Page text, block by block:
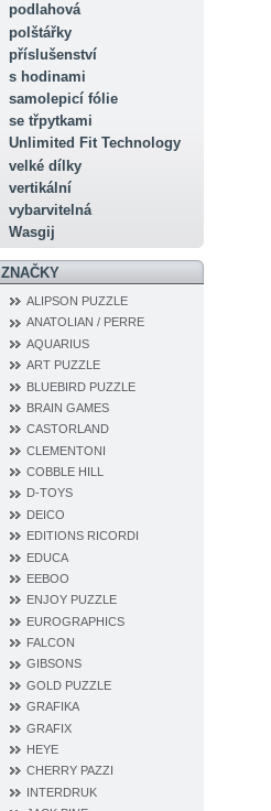
podlahová
polštářky
příslušenství
s hodinami
samolepicí fólie
se třpytkami
Unlimited Fit Technology
velké dílky
vertikální
vybarvitelná
Wasgij
ZNAČKY
ALIPSON PUZZLE
ANATOLIAN / PERRE
AQUARIUS
ART PUZZLE
BLUEBIRD PUZZLE
BRAIN GAMES
CASTORLAND
CLEMENTONI
COBBLE HILL
D‐TOYS
DEICO
EDITIONS RICORDI
EDUCA
EEBOO
ENJOY PUZZLE
EUROGRAPHICS
FALCON
GIBSONS
GOLD PUZZLE
GRAFIKA
GRAFIX
HEYE
CHERRY PAZZI
INTERDRUK